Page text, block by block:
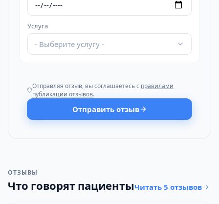
Услуга
- Выберите услугу -
Отправляя отзыв, вы соглашаетесь с правилами
публикации отзывов.
Отправить отзыв
ОТЗЫВЫ
Что говорят пациентыЧитать 5 отзывов